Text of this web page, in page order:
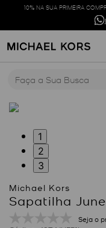
10% NA SUA PRIMEIRA
1
2
3
Sapatilha
Seja o